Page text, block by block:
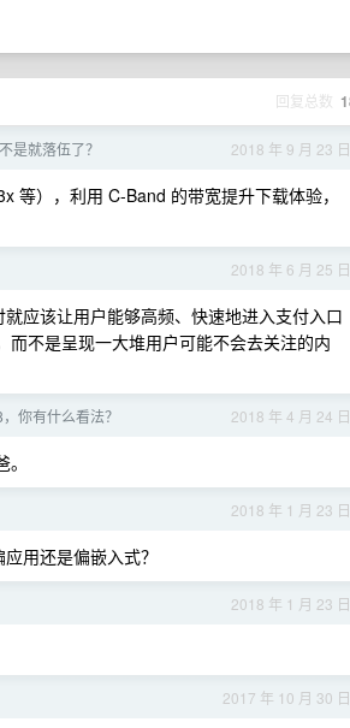
回复总数
2018 年 9 月 23 日
是就落伍了？
等），利用 C-Band 的带宽提升下载体验，
2018 年 6 月 25 日
应该让用户能够高频、快速地进入支付入口
不是呈现一大堆用户可能不会去关注的内
2018 年 4 月 24 日
你有什么看法？
2018 年 1 月 23 日
用还是偏嵌入式？
2018 年 1 月 23 日
2017 年 10 月 30 日